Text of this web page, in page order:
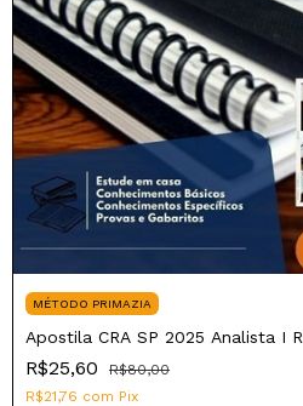
MÉTODO PRIMAZIA
Apostila CRA SP 2025 Analista I
R$25,60
R$80,00
R$21,76 com Pix